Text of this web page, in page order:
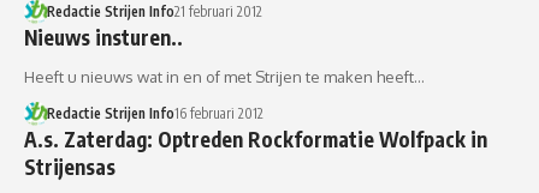
Redactie Strijen Info21 februari 2012
Nieuws insturen..
Heeft u nieuws wat in en of met Strijen te maken heeft…
Redactie Strijen Info16 februari 2012
A.s. Zaterdag: Optreden Rockformatie Wolfpack in
Strijensas